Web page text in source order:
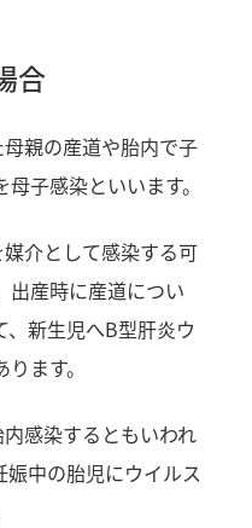
合
親の産道や胎内で子
子感染といいます。
介として感染する可
出産時に産道につい
新生児へB型肝炎ウ
ます。
感染するともいわれ
中の胎児にウイルス